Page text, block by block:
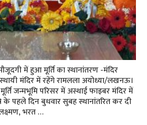
में हुआ मूर्ति का स्‍थानांतरण -मंदिर
मंदिर में रहेंगे रामलला अयोध्या/लखनऊ।
जन्मभूमि परिसर में अस्थाई फाइबर मंदिर में
के पहले दिन बुधवार सुबह स्‍थानांतरित कर दी
भरत …